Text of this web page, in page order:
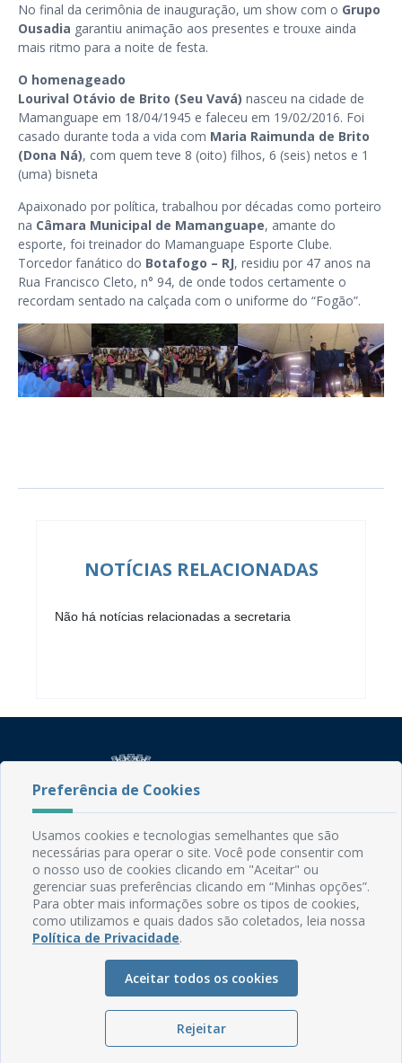
No final da cerimônia de inauguração, um show com o Grupo
Ousadia garantiu animação aos presentes e trouxe ainda
mais ritmo para a noite de festa.
O homenageado
Lourival Otávio de Brito (Seu Vavá) nasceu na cidade de
Mamanguape em 18/04/1945 e faleceu em 19/02/2016. Foi
casado durante toda a vida com Maria Raimunda de Brito
(Dona Ná), com quem teve 8 (oito) filhos, 6 (seis) netos e 1
(uma) bisneta
Apaixonado por política, trabalhou por décadas como porteiro
na Câmara Municipal de Mamanguape, amante do
esporte, foi treinador do Mamanguape Esporte Clube.
Torcedor fanático do Botafogo – RJ, residiu por 47 anos na
Rua Francisco Cleto, n° 94, de onde todos certamente o
recordam sentado na calçada com o uniforme do “Fogão”.
NOTÍCIAS RELACIONADAS
Não há notícias relacionadas a secretaria
Rua do Imperador, 78, Centro
CEP: 58.280-000 - Mamanguape/PB
Fone: (83) 3292-2246
Email: comunicacao@mamanguape.pb.gov.br
Expediente: Segunda à Sexta, das 08h às 13h
Glossário
Preferência de Cookies
Usamos cookies e tecnologias semelhantes que são
necessárias para operar o site. Você pode consentir com
o nosso uso de cookies clicando em "Aceitar" ou
gerenciar suas preferências clicando em “Minhas opções”.
Para obter mais informações sobre os tipos de cookies,
como utilizamos e quais dados são coletados, leia nossa
Política de Privacidade.
Aceitar todos os cookies
Rejeitar